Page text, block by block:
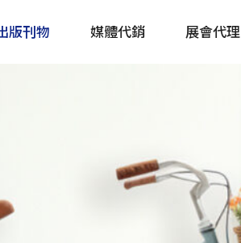
版刊物
簡體版 單車志 Bicycling
媒體代銷 展會代理